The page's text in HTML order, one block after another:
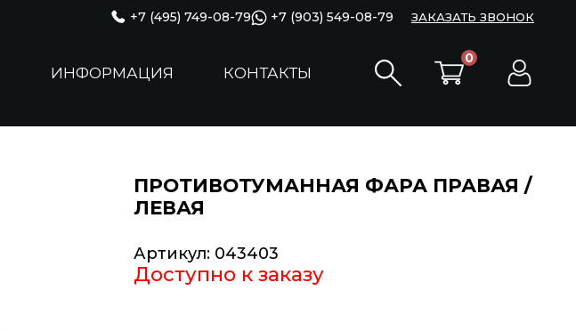
+7 (495) 749-08-79 +7 (903) 549-08-79 ЗАКАЗАТЬ ЗВОНОК
ИНФОРМАЦИЯ КОНТАКТЫ
0
ПРОТИВОТУМАННАЯ ФАРА ПРАВАЯ /
ЛЕВАЯ
Артикул: 043403
Доступно к заказу